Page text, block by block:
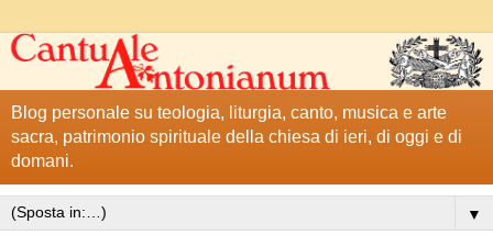
Blog personale su teologia, liturgia, canto, musica e arte
sacra, patrimonio spirituale della chiesa di ieri, di oggi e di
domani.
▼